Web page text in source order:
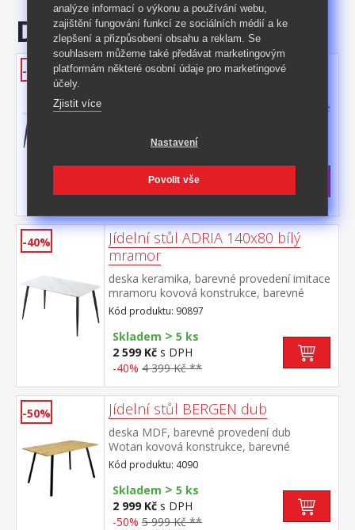
Doporučujeme
-40%
Jídelní stůl ADRIA 130x70 bílý
deska keramika, barevné provedení imitace
provedení černá
Kód produktu: 90896
Skladem>5 ks
2 399 Kčs DPH
-40% 3 999 Kč **
-40%
Jídelní stůl ADRIA 140x80 bílý
mramor
deska keramika, barevné provedení imitace
mramoru kovová konstrukce, barevné
provedení černá
Kód produktu: 90897
Skladem > 5 ks
2 599 Kč s DPH
-40% 4 399 Kč **
-50% Jídelní stůl BERGEN dub
deska MDF, barevné provedení dub
Wotan kovová konstrukce, barevné
provedení černá
Kód produktu: 4090
Skladem > 5 ks
2 999 Kč s DPH
-50% 5 999 Kč **
analýze informací o výkonu a používání webu,
zajištění fungování funkcí ze sociálních médií a ke
zlepšení a přizpůsobení obsahu a reklam. Se
souhlasem můžeme také předávat marketingovým
platformám některé osobní údaje pro marketingové
účely.
Zjistit více
Nastavení
Povolit vše